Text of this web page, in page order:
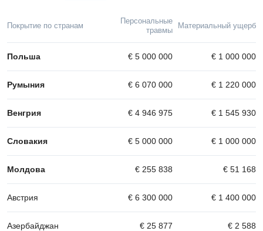
Покрытие по странам
Персональные
травмы
Материальный ущерб
Польша € 5 000 000 € 1 000 000
Румыния € 6 070 000 € 1 220 000
Венгрия € 4 946 975 € 1 545 930
Словакия € 5 000 000 € 1 000 000
Молдова € 255 838 € 51 168
Австрия € 6 300 000 € 1 400 000
Азербайджан € 25 877 € 2 588